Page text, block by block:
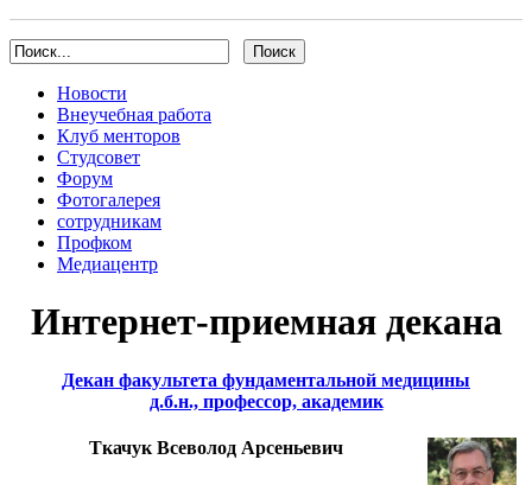
Новости
Внеучебная работа
Клуб менторов
Студсовет
Форум
Фотогалерея
сотрудникам
Профком
Медиацентр
Интернет-приемная декана
Декан факультета фундаментальной медицины
д.б.н., профессор, академик
Ткачук Всеволод Арсеньевич